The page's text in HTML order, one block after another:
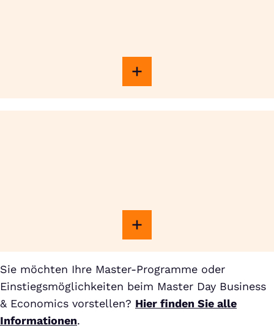
Sie möchten Ihre Master-Programme oder
Einstiegsmöglichkeiten beim Master Day Business
& Economics vorstellen? Hier finden Sie alle
Informationen.